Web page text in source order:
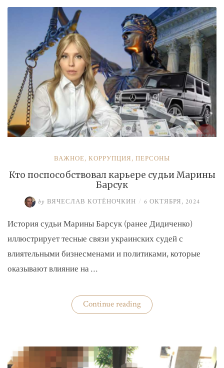
покупает»
ВАЖНОЕ, КОРРУПЦИЯ, ПЕРСОНЫ
Кто поспособствовал карьере судьи Марины
Барсук
by ВЯЧЕСЛАВ КОТЁНОЧКИН / 6 ОКТЯБРЯ, 2024
История судьи Марины Барсук (ранее Дидиченко)
иллюстрирует тесные связи украинских судей с
влиятельными бизнесменами и политиками, которые
оказывают влияние на …
Continue reading«Кто
поспособствовал
Барсук»